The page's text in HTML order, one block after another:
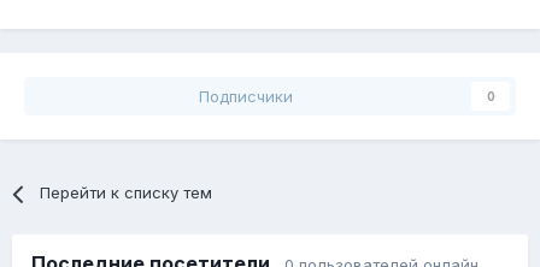
Подписчики 0
Перейти к списку тем